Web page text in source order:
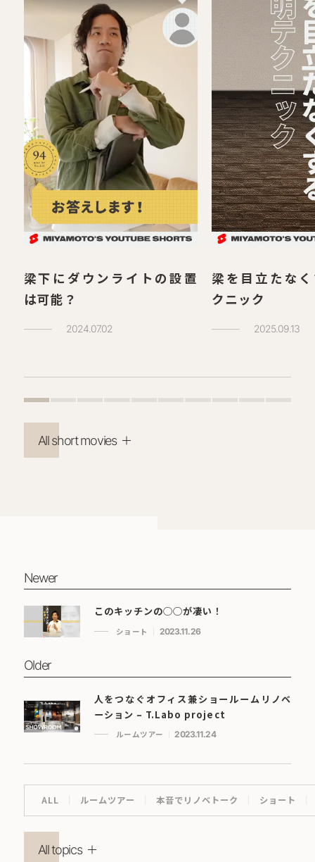
梁下にダウンライトの設置
は可能？
2024.07.02
梁を目立たな
クニック
2025.09.13
All short movies
Newer
このキッチンの◯◯が凄い！
ショート 2023.11.26
Older
人をつなぐオフィス兼ショールームリノベ
ーション – T.Labo project
ルームツアー 2023.11.24
ALL ルームツアー 本音でリノベトーク ショート
All topics